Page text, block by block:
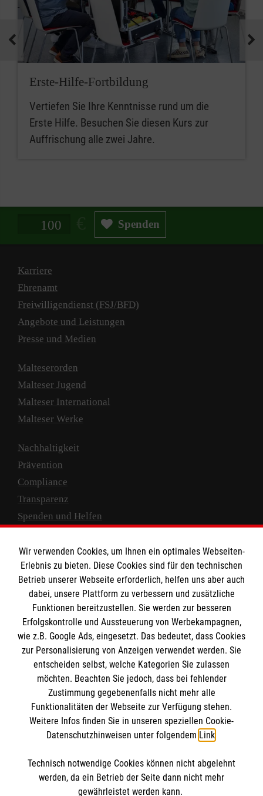
Erste-Hilfe-Fortbildung
Vertiefen Sie Ihre Kenntnisse rund um die
Erste Hilfe. Besuchen Sie diesen Kurs zur
Auffrischung alle zwei Jahre.
Spendenbetrag in Euro Spenden
Karriere
Ehrenamt
Freiwilligendienst (FSJ/BFD)
Angebote und Leistungen
Presse und Medien
Malteserorden
Malteser Jugend
Malteser International
Malteser Werke
Nachhaltigkeit
Prävention
Compliance
Transparenz
Spenden und Helfen
Empfänger: Malteser Hilfsdienst e.V.
IBAN: DE10 3706 0120 1201 2000 12
BIC: GENODED 1PA7
Newsletter abonnieren
Cookies verwalten|AGB|Impressum|Datenschutz
Barrierefreiheit |Kontakt| Sharepoint|Mediathek
Wir verwenden Cookies, um Ihnen ein optimales Webseiten-
Erlebnis zu bieten. Diese Cookies sind für den technischen
Betrieb unserer Webseite erforderlich, helfen uns aber auch
dabei, unsere Plattform zu verbessern und zusätzliche
Funktionen bereitzustellen. Sie werden zur besseren
Erfolgskontrolle und Aussteuerung von Werbekampagnen,
wie z.B. Google Ads, eingesetzt. Das bedeutet, dass Cookies
zur Personalisierung von Anzeigen verwendet werden. Sie
entscheiden selbst, welche Kategorien Sie zulassen
möchten. Beachten Sie jedoch, dass bei fehlender
Zustimmung gegebenenfalls nicht mehr alle
Funktionalitäten der Webseite zur Verfügung stehen.
Weitere Infos finden Sie in unseren speziellen Cookie-
Datenschutzhinweisen unter folgendem Link.
Technisch notwendige Cookies können nicht abgelehnt
werden, da ein Betrieb der Seite dann nicht mehr
gewährleistet werden kann.